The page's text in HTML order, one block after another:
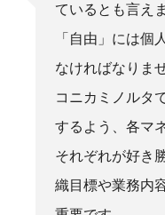
ているとも言え
「自由」には個
なければなりま
コニカミノルタ
するよう、各マ
それぞれが好き
織目標や業務内